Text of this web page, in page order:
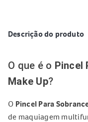
Descrição do produto
O que é o Pincel
Make Up?
O Pincel Para
de maquiagem